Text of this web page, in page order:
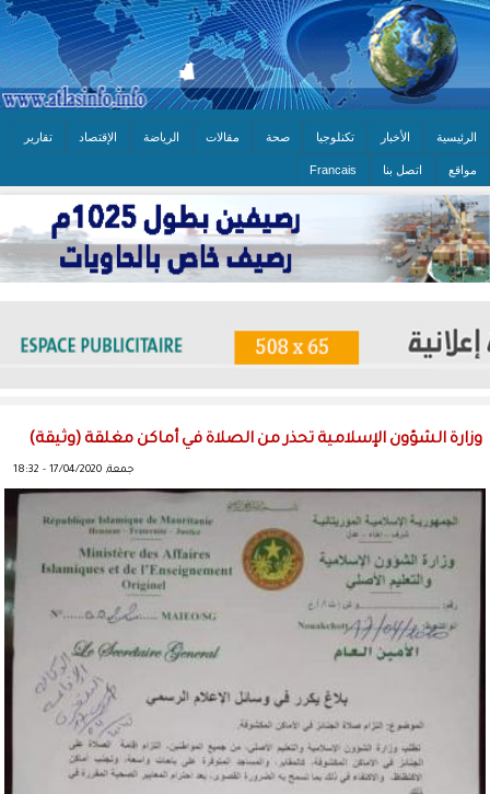
الرئيسية الأخبار تكنلوجيا صحة مقالات الرياضة الإقتصاد تقارير
مواقع اتصل بنا Francais
وزارة الشؤون الإسلامية تحذر من الصلاة في أماكن مغلقة (وثيقة)
جمعة, 17/04/2020 - 18:32